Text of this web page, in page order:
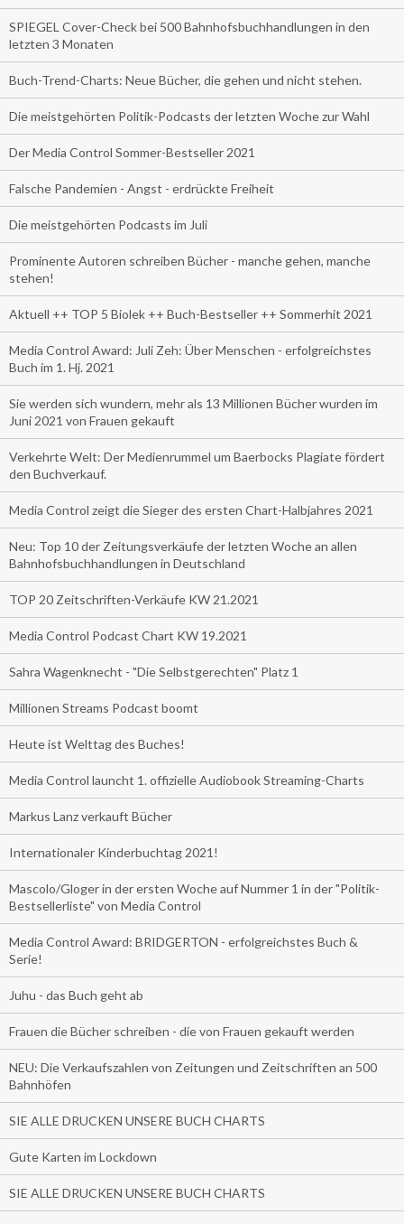
SPIEGEL Cover-Check bei 500 Bahnhofsbuchhandlungen in den
letzten 3 Monaten
Buch-Trend-Charts: Neue Bücher, die gehen und nicht stehen.
Die meistgehörten Politik-Podcasts der letzten Woche zur Wahl
Der Media Control Sommer-Bestseller 2021
Falsche Pandemien - Angst - erdrückte Freiheit
Die meistgehörten Podcasts im Juli
Prominente Autoren schreiben Bücher - manche gehen, manche
stehen!
Aktuell ++ TOP 5 Biolek ++ Buch-Bestseller ++ Sommerhit 2021
Media Control Award: Juli Zeh: Über Menschen - erfolgreichstes
Buch im 1. Hj. 2021
Sie werden sich wundern, mehr als 13 Millionen Bücher wurden im
Juni 2021 von Frauen gekauft
Verkehrte Welt: Der Medienrummel um Baerbocks Plagiate fördert
den Buchverkauf.
Media Control zeigt die Sieger des ersten Chart-Halbjahres 2021
Neu: Top 10 der Zeitungsverkäufe der letzten Woche an allen
Bahnhofsbuchhandlungen in Deutschland
TOP 20 Zeitschriften-Verkäufe KW 21.2021
Media Control Podcast Chart KW 19.2021
Sahra Wagenknecht - "Die Selbstgerechten" Platz 1
Millionen Streams Podcast boomt
Heute ist Welttag des Buches!
Media Control launcht 1. offizielle Audiobook Streaming-Charts
Markus Lanz verkauft Bücher
Internationaler Kinderbuchtag 2021!
Mascolo/Gloger in der ersten Woche auf Nummer 1 in der "Politik-
Bestsellerliste" von Media Control
Media Control Award: BRIDGERTON - erfolgreichstes Buch &
Serie!
Juhu - das Buch geht ab
Frauen die Bücher schreiben - die von Frauen gekauft werden
NEU: Die Verkaufszahlen von Zeitungen und Zeitschriften an 500
Bahnhöfen
SIE ALLE DRUCKEN UNSERE BUCH CHARTS
Gute Karten im Lockdown
SIE ALLE DRUCKEN UNSERE BUCH CHARTS